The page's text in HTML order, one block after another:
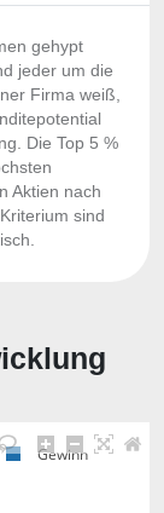
gehypt
jeder um die
Firma weiß,
Die Top 5 %
Aktien nach
sind
Gewinn